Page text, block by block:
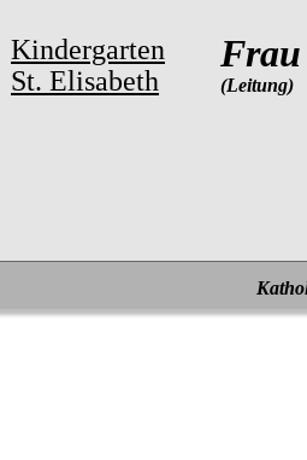
Kindergarten
St. Elisabeth
(Leitung)